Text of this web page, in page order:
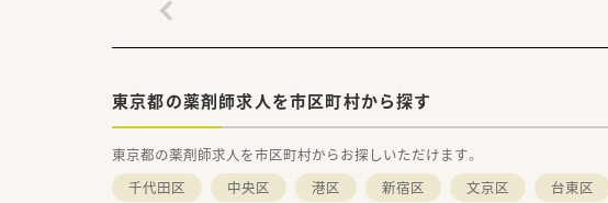
東京都の薬剤師求人を市区町村から探す
東京都の薬剤師求人を市区町村からお探しいただけます。
千代田区
中央区 港区 新宿区 文京区 台東区